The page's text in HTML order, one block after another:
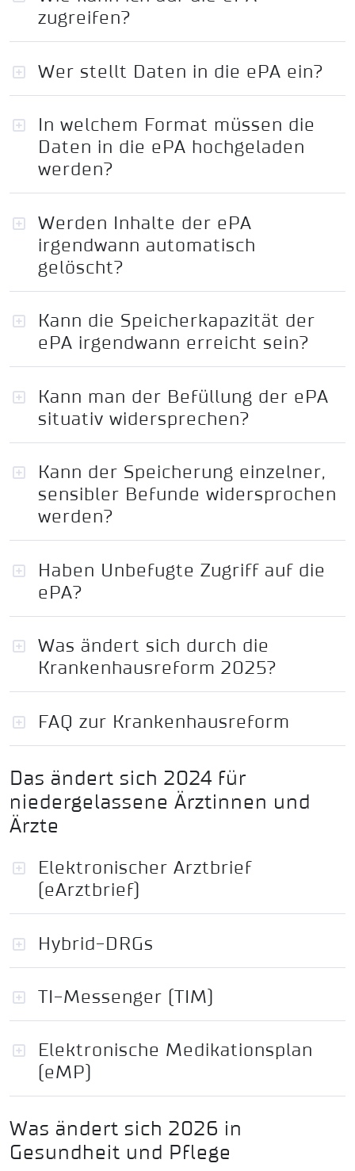
zugreifen?
Wer stellt Daten in die ePA ein?
In welchem Format müssen die
Daten in die ePA hochgeladen
werden?
Werden Inhalte der ePA
irgendwann automatisch
gelöscht?
Kann die Speicherkapazität der
ePA irgendwann erreicht sein?
Kann man der Befüllung der ePA
situativ widersprechen?
Kann der Speicherung einzelner,
sensibler Befunde widersprochen
werden?
Haben Unbefugte Zugriff auf die
ePA?
Was ändert sich durch die
Krankenhausreform 2025?
FAQ zur Krankenhausreform
Das ändert sich 2024 für
niedergelassene Ärztinnen und
Ärzte
Elektronischer Arztbrief
(eArztbrief)
Hybrid-DRGs
TI-Messenger (TIM)
Elektronische Medikationsplan
(eMP)
Was ändert sich 2026 in
Gesundheit und Pflege